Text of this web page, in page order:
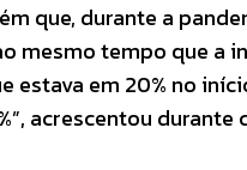
que, durante a
mesmo tempo que a
estava em 20% no
acrescentou